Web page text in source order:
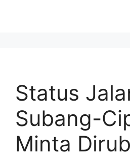
Status
Subang-
Minta